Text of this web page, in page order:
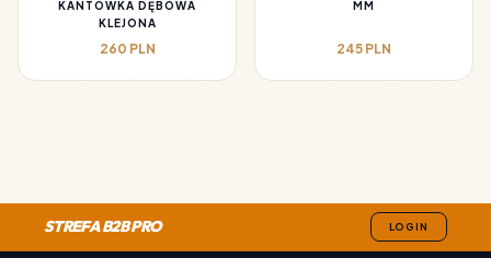
KANTÓWKA DĘBOWA
KLEJONA
260 PLN
MM
245 PLN
STREFA B2B PRO LOGIN